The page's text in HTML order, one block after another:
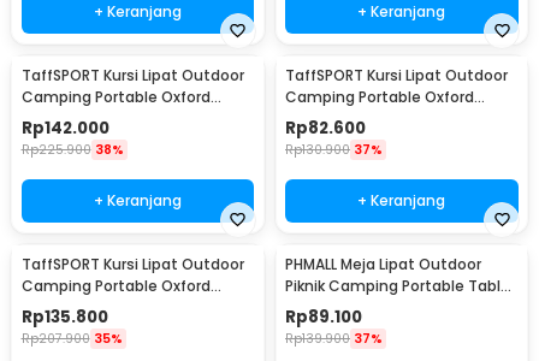
+ Keranjang + Keranjang
TaffSPORT Kursi Lipat Outdoor
Camping Portable Oxford
Folding Chair L - YH6
Rp142.000
Rp225.900 38%
+ Keranjang
TaffSPORT Kursi Lipat Outdoor
Camping Portable Oxford
Folding Chair - FS01
Rp82.600
Rp130.900 37%
+ Keranjang
TaffSPORT Kursi Lipat Outdoor
Camping Portable Oxford
Folding Chair M - YH6
Rp135.800
Rp207.900 35%
PHMALL Meja Lipat Outdoor
Piknik Camping Portable Table
with Bag 55x41x41cm - PH3
Rp89.100
Rp139.900 37%